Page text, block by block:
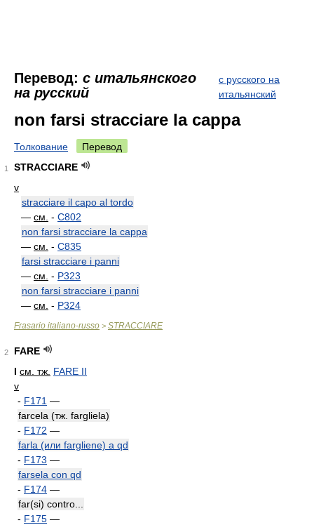
Перевод: с итальянского
на русский
с русского на
итальянский
non farsi stracciare la cappa
Толкование Перевод
1
STRACCIARE
v
stracciare il capo al tordo
— см. - C802
non farsi stracciare la cappa
— см. - C835
farsi stracciare i panni
— см. - P323
non farsi stracciare i panni
— см. - P324
Frasario italiano-russo > STRACCIARE
2
FARE
I см. тж. FARE II
v
- F171 —
farcela (тж. fargliela)
- F172 —
farla (или fargliene) a qd
- F173 —
farsela con qd
- F174 —
far(si) contro...
- F175 —